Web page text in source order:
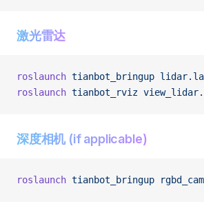
激光雷达
roslaunch tianbot_bringup
roslaunch tianbot_rviz
深度相机 (if applicable)
roslaunch tianbot_bringup